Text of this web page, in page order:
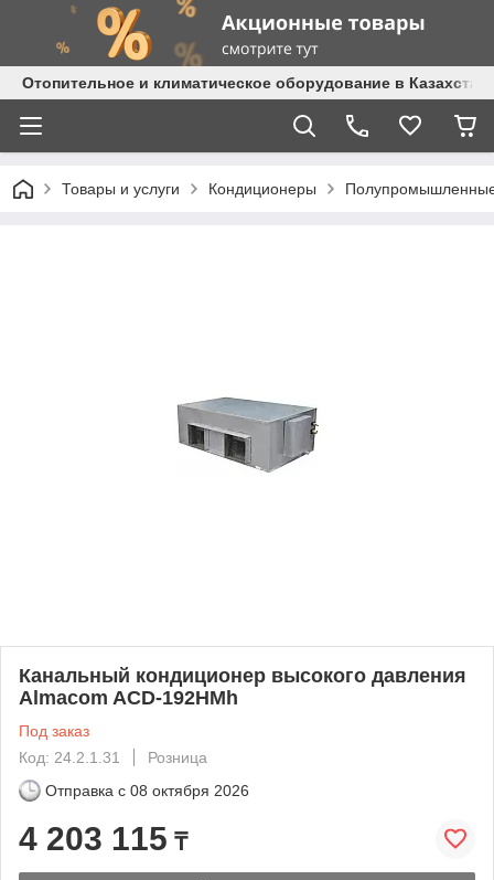
Отопительное и климатическое оборудование в
Товары и услуги Кондиционеры
Канальный кондиционер высокого давления
Almacom ACD-192HМh
Под заказ
Код: 24.2.1.31
Розница
Отправка с 08 октября 2026
4 203 115 ₸